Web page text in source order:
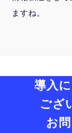
ますね。
導入
ござ
お